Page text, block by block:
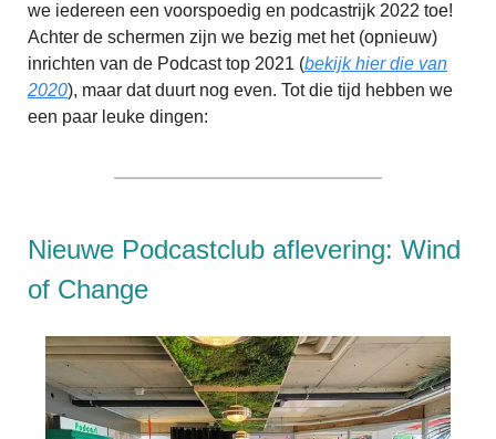
we iedereen een voorspoedig en podcastrijk 2022 toe!
Achter de schermen zijn we bezig met het (opnieuw)
inrichten van de Podcast top 2021 (bekijk hier die van
2020), maar dat duurt nog even. Tot die tijd hebben we
een paar leuke dingen:
Nieuwe Podcastclub aflevering: Wind
of Change